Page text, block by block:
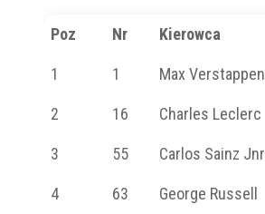
Poz Nr Kierowca
1 1 Max Verstappen
2 16 Charles Leclerc
3 55 Carlos Sainz Jnr
4 63 George Russell